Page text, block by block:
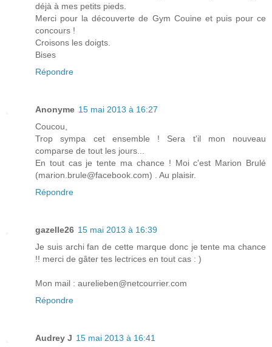
déjà à mes petits pieds.
Merci pour la découverte de Gym Couine et puis pour ce
concours !
Croisons les doigts.
Bises
Répondre
Anonyme 15 mai 2013 à 16:27
Coucou,
Trop sympa cet ensemble ! Sera t'il mon nouveau
comparse de tout les jours...
En tout cas je tente ma chance ! Moi c'est Marion Brulé
(marion.brule@facebook.com) . Au plaisir.
Répondre
gazelle26 15 mai 2013 à 16:39
Je suis archi fan de cette marque donc je tente ma chance
!! merci de gâter tes lectrices en tout cas : )
Mon mail : aurelieben@netcourrier.com
Répondre
Audrey J 15 mai 2013 à 16:41